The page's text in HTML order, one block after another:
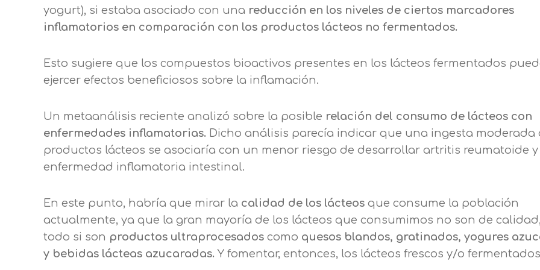
yogurt), si estaba asociado con una reducción en los niveles de ciertos marcadores
inflamatorios en comparación con los productos lácteos no fermentados.
Esto sugiere que los compuestos bioactivos presentes en los lácteos fermentados
ejercer efectos beneficiosos sobre la inflamación.
Un metaanálisis reciente analizó sobre la posible relación del consumo de lácteos con
enfermedades inflamatorias. Dicho análisis parecía indicar que una ingesta moderada
productos lácteos se asociaría con un menor riesgo de desarrollar artritis reumatoide y
enfermedad inflamatoria intestinal.
En este punto, habría que mirar la calidad de los lácteos que consume la población
actualmente, ya que la gran mayoría de los lácteos que consumimos no son de
todo si son productos ultraprocesados como quesos blandos, gratinados, yogures
y bebidas lácteas azucaradas. Y fomentar, entonces, los lácteos frescos y/o